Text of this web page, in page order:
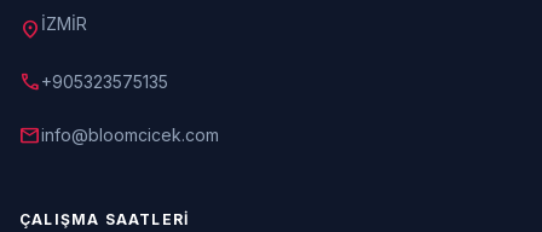
location_on İZMİR
call+905323575135
mailinfo@bloomcicek.com
ÇALIŞMA SAATLERI